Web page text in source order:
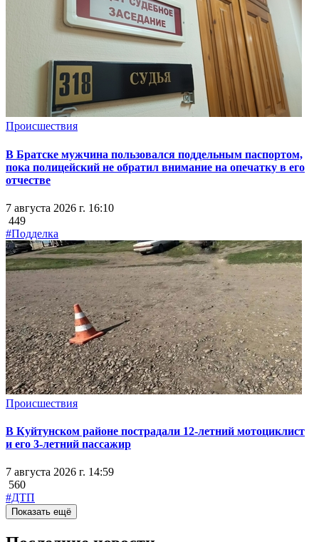
Происшествия
В Братске мужчина пользовался поддельным паспортом,
пока полицейский не обратил внимание на опечатку в его
отчестве
7 августа 2026 г. 16:10
449
#Подделка
Происшествия
В Куйтунском районе пострадали 12-летний мотоциклист
и его 3-летний пассажир
7 августа 2026 г. 14:59
560
#ДТП
Показать ещё